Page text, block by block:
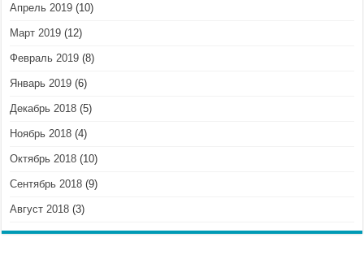
Апрель 2019 (10)
Март 2019 (12)
Февраль 2019 (8)
Январь 2019 (6)
Декабрь 2018 (5)
Ноябрь 2018 (4)
Октябрь 2018 (10)
Сентябрь 2018 (9)
Август 2018 (3)